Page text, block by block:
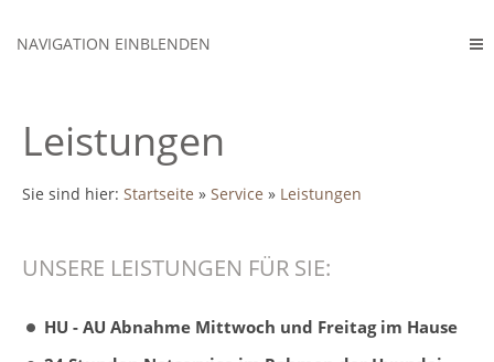
NAVIGATION EINBLENDEN
Leistungen
Sie sind hier: Startseite » Service » Leistungen
UNSERE LEISTUNGEN FÜR SIE:
HU - AU Abnahme Mittwoch und Freitag im Hause